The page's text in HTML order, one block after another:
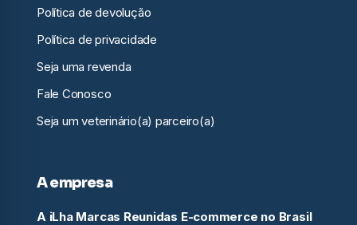
Política de devolução
Política de privacidade
Seja uma revenda
Fale Conosco
Seja um veterinário(a) parceiro(a)
A empresa
A iLha Marcas Reunidas E-commerce no Brasil